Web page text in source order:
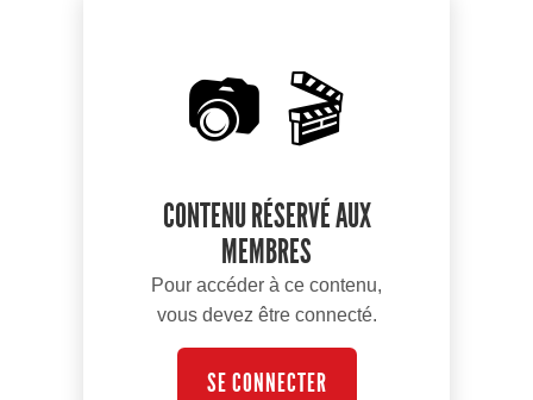
📷 🎬
CONTENU RÉSERVÉ AUX
MEMBRES
Pour accéder à ce contenu,
vous devez être connecté.
SE CONNECTER